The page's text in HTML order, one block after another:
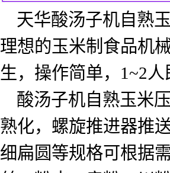
天华酸汤子机自熟
理想的玉米制食品机
生，操作简单， 1~2人
酸汤子机自熟玉米
熟化，螺旋推进器推
细扁圆等规格可根据